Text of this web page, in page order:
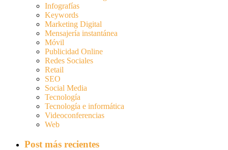
Infografías
Keywords
Marketing Digital
Mensajería instantánea
Móvil
Publicidad Online
Redes Sociales
Retail
SEO
Social Media
Tecnología
Tecnología e informática
Videoconferencias
Web
Post más recientes